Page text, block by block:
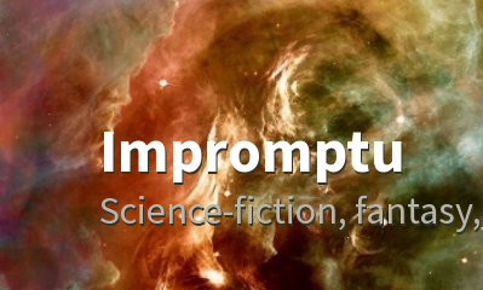
Impromptu
Science-fiction,